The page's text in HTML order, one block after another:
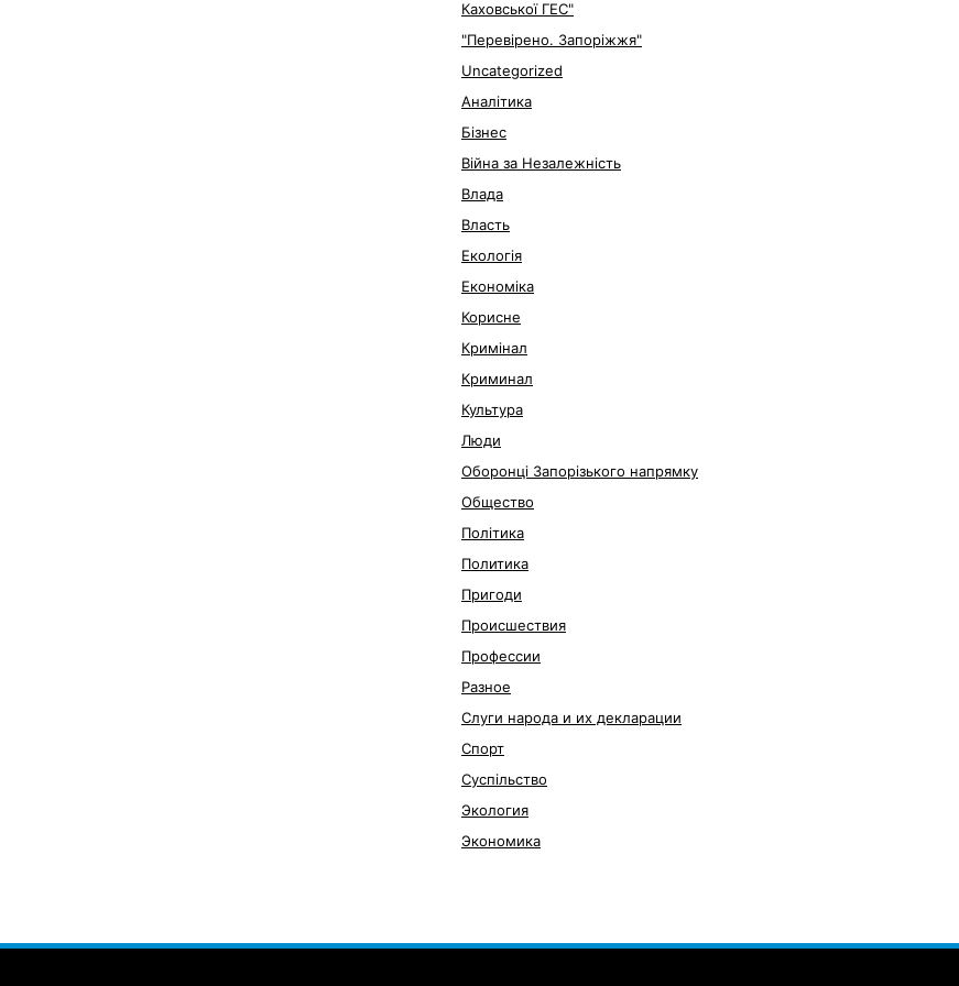
Каховської ГЕС"
"Перевірено. Запоріжжя"
Uncategorized
Аналітика
Бізнес
Війна за Незалежність
Влада
Власть
Екологія
Економіка
Корисне
Кримінал
Криминал
Культура
Люди
Оборонці Запорізького напрямку
Общество
Політика
Политика
Пригоди
Происшествия
Профессии
Разное
Слуги народа и их декларации
Спорт
Суспільство
Экология
Экономика